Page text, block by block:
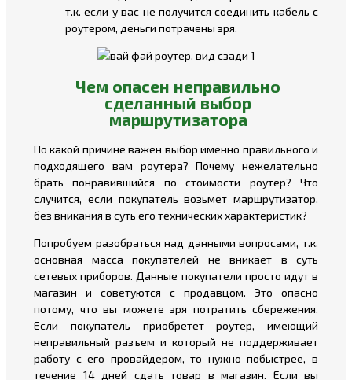
т.к. если у вас не получится соединить кабель с
роутером, деньги потрачены зря.
Чем опасен неправильно
сделанный выбор
маршрутизатора
По какой причине важен выбор именно правильного и
подходящего вам роутера? Почему нежелательно
брать понравившийся по стоимости роутер? Что
случится, если покупатель возьмет маршрутизатор,
без вникания в суть его технических характеристик?
Попробуем разобраться над данными вопросами, т.к.
основная масса покупателей не вникает в суть
сетевых приборов. Данные покупатели просто идут в
магазин и советуются с продавцом. Это опасно
потому, что вы можете зря потратить сбережения.
Если покупатель приобретет роутер, имеющий
неправильный разъем и который не поддерживает
работу с его провайдером, то нужно побыстрее, в
течение 14 дней сдать товар в магазин. Если вы